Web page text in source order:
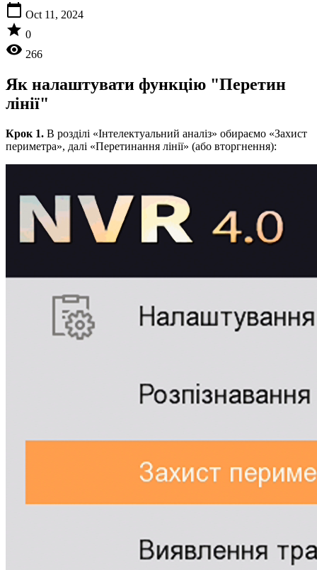
calendar_today Oct 11, 2024
star 0
visibility 266
Як налаштувати функцію "Перетин
лінії"
Крок 1. В розділі «Інтелектуальний аналіз» обираємо «Захист
периметра», далі «Перетинання лінії» (або вторгнення):